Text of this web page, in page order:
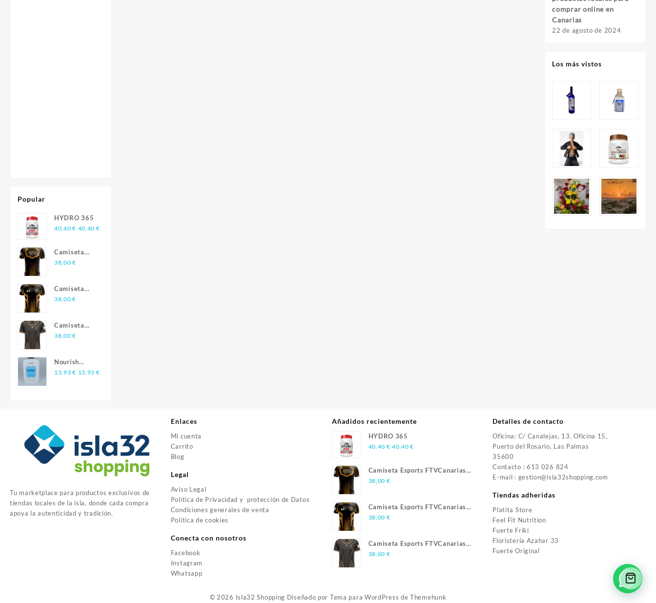
Popular
HYDRO 365
40,40€ 40,40 €
Camiseta
Esports
38,00€
Camiseta
Esports
38,00€
Camiseta
Esports
38,00€
Nourish
champú
13,93€ 13,93 €
comprar online en
Canarias
22 de agosto de 2024
Los más vistos
Tu marketplace para productos exclusivos de
tiendas locales de la isla, donde cada compra
apoya la autenticidad y tradición.
Enlaces
Mi cuenta
Carrito
Blog
Legal
Aviso Legal
Política de Privacidad y protección de Datos
Condiciones generales de venta
Política de cookies
Conecta con nosotros
Facebook
Instagram
Whatsapp
Añadidos recientemente
HYDRO 365
40,40 € 40,40€
Camiseta Esports FTVCanarias
Season 3
38,00 €
Camiseta Esports FTVCanarias
Season 2
38,00 €
Camiseta Esports FTVCanarias
Season 1
38,00 €
Detalles de contacto
Oficina: C/ Canalejas, 13. Oficina 15,
Puerto del Rosario, Las Palmas
35600
Contacto : 613 026 824
E-mail : gestion@isla32shopping.com
Tiendas adheridas
Platita Store
Feel Fit Nutrition
Fuerte Friki
Floristería Azahar 33
Fuerte Original
© 2026 Isla32 Shopping Diseñado por Tema para WordPress de Themehunk